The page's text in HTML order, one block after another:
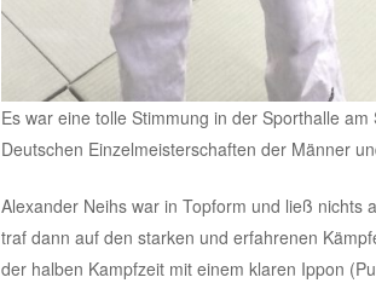
Es war eine tolle Stimmung in der Sporthalle
Deutschen Einzelmeisterschaften der Männer
Alexander Neihs war in Topform und ließ nichts
traf dann auf den starken und erfahrenen
der halben Kampfzeit mit einem klaren Ippon